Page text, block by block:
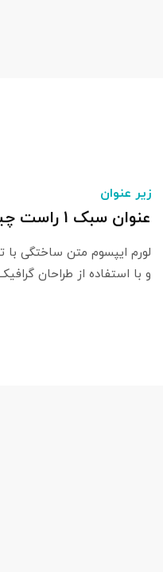
زیر عنوان
عنوان سبک 1 راست چین
لورم ایپسوم متن ساختگی
و با استفاده از طراحان